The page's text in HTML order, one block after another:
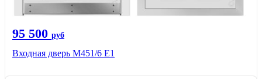
95 500 руб
Входная дверь М451/6 Е1